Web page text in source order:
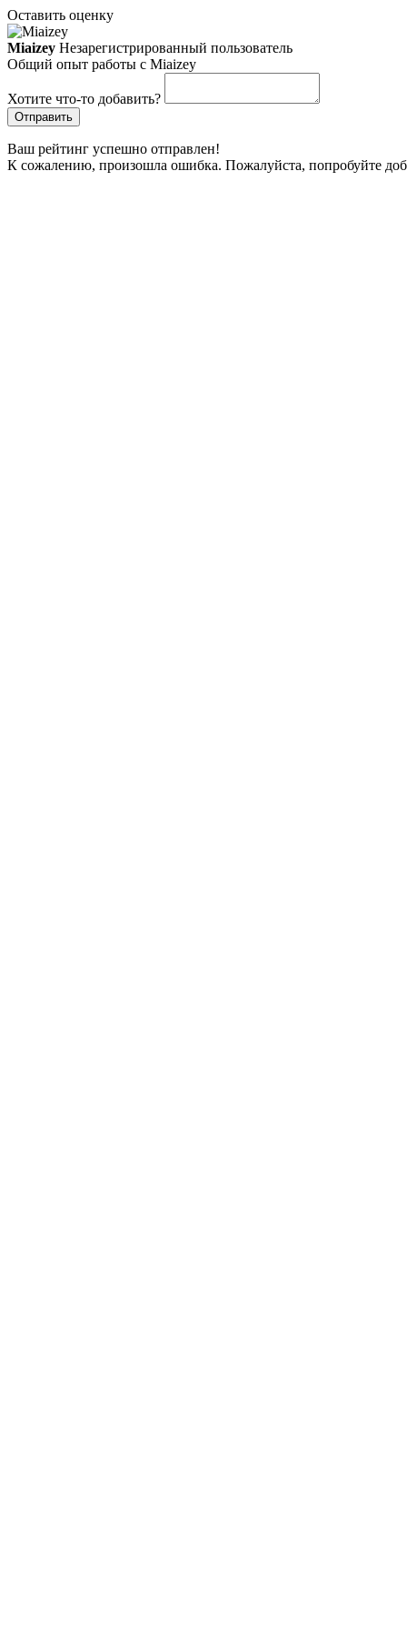
Оставить оценку
Miaizey Незарегистрированный пользователь
Общий опыт работы с Miaizey
Хотите что-то добавить?
Отправить
Ваш рейтинг успешно отправлен!
К сожалению, произошла ошибка. Пожалуйста, попробуйте